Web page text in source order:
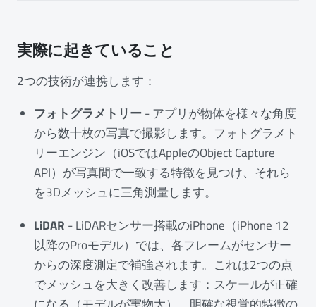
実際に起きていること
2つの技術が連携します：
フォトグラメトリー- アプリが物体を様々な角度
から数十枚の写真で撮影します。フォトグラメト
リーエンジン（iOSではAppleのObject Capture
API）が写真間で一致する特徴を見つけ、それら
を3Dメッシュに三角測量します。
LiDAR - LiDARセンサー搭載のiPhone（iPhone 12
以降のProモデル）では、各フレームがセンサー
からの深度測定で補強されます。これは2つの点
でメッシュを大きく改善します：スケールが正確